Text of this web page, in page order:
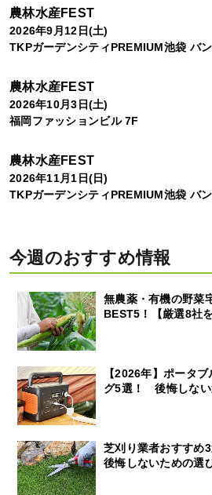
農林水産FEST
2026年9月12日(土)
TKPガーデンシティPREMIUM池袋 バ
農林水産FEST
2026年10月3日(土)
福岡ファッションビル 7F
農林水産FEST
2026年11月1日(日)
TKPガーデンシティPREMIUM池袋 バ
今週のおすすめ情報
無農薬・有機の野菜
BEST5！【厳選8社
【2026年】ポータ
グ5選！ 後悔しない
芝刈り業者おすす
後悔しないための選